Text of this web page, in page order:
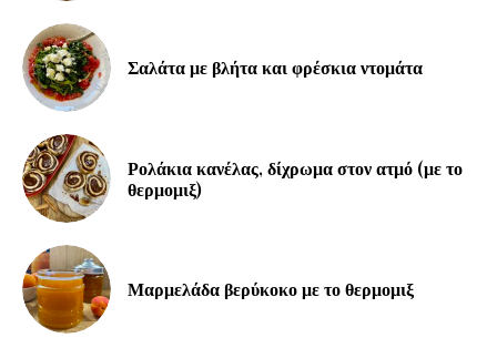
Σαλάτα με βλήτα και φρέσκια ντομάτα
Ρολάκια κανέλας, δίχρωμα στον ατμό (με το
θερμομιξ)
Μαρμελάδα βερύκοκο με το θερμομιξ